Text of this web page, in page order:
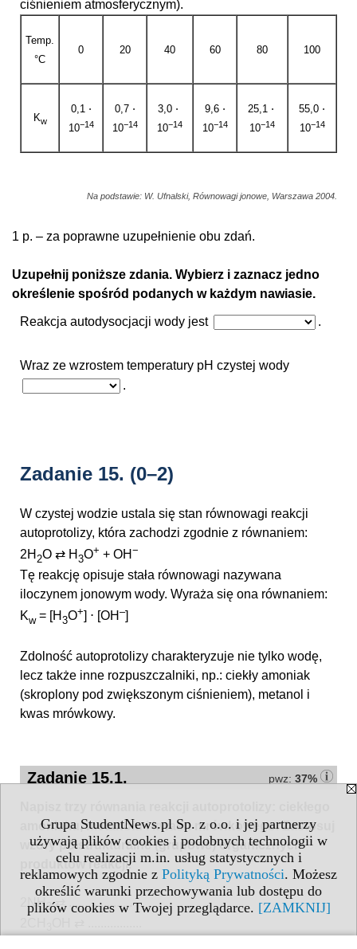
Grupa StudentNews.pl Sp. z o.o. i jej partnerzy
używają plików cookies i podobnych technologii w
celu realizacji m.in. usług statystycznych i
reklamowych zgodnie z Polityką Prywatności. Możesz
określić warunki przechowywania lub dostępu do
plików cookies w Twojej przeglądarce. [ZAMKNIJ]
ciśnieniem atmosferycznym).
Temp.
°C
0 20 40 60 80 100
Kw
0,1 ⋅
10−14
0,7 ⋅
10−14
3,0 ⋅
10−14
9,6 ⋅
10−14
25,1 ⋅
10−14
55,0 ⋅
10−14
Na podstawie: W. Ufnalski, Równowagi jonowe, Warszawa 2004.
1 p. – za poprawne uzupełnienie obu zdań.
Uzupełnij poniższe zdania. Wybierz i zaznacz jedno
określenie spośród podanych w każdym nawiasie.
Reakcja autodysocjacji wody jest .
Wraz ze wzrostem temperatury pH czystej wody
.
Zadanie 15. (0–2)
W czystej wodzie ustala się stan równowagi reakcji
autoprotolizy, która zachodzi zgodnie z równaniem:
2H 2O ⇄ H 3O+ + OH −
Tę reakcję opisuje stała równowagi nazywana
iloczynem jonowym wody. Wyraża się ona równaniem:
Kw= [H 3O+ ] ⋅ [OH –]
Zdolność autoprotolizy charakteryzuje nie tylko wodę,
lecz także inne rozpuszczalniki, np.: ciekły amoniak
(skroplony pod zwiększonym ciśnieniem), metanol i
kwas mrówkowy.
pwz: 37%
Zadanie 15.1.
amoniaku, metanolu i kwasu mrówkowego. Zastosuj
wzory półstrukturalne (grupowe) organicznych
produktów reakcji.
2NH3⇄ ....................